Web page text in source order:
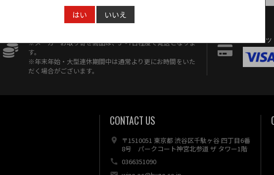
※メーカーお取り寄せ商品は、5〜7日程度で発送となりま
す。
※年末年始・大型連休期間中は通常より更にお時間をいた
だく場合がございます。
クレジ
CONTACT US
〒1510051 東京都 渋谷区千駄ヶ谷 四丁目6番
8号 パークコート神宮北参道 ザ タワー1階
0366351090
はい いいえ